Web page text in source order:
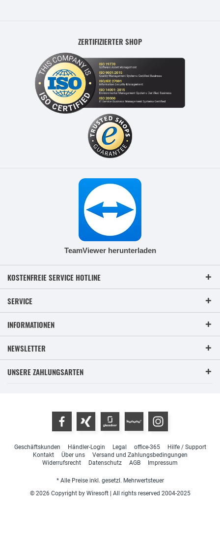
ZERTIFIZIERTER SHOP
TeamViewer herunterladen
KOSTENFREIE SERVICE HOTLINE
SERVICE
INFORMATIONEN
NEWSLETTER
UNSERE ZAHLUNGSARTEN
Geschäftskunden Händler-Login Legal office-365
Hilfe / Support
Kontakt
Über uns
Versand und Zahlungsbedingungen
Widerrufsrecht
Datenschutz AGB Impressum
* Alle Preise inkl. gesetzl. Mehrwertsteuer
© 2026 Copyright by Wiresoft | All rights reserved 2004-2025